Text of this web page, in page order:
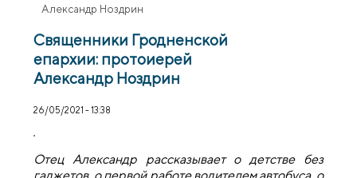
Александр Ноздрин
Священники Гродненской
епархии: протоиерей
Александр Ноздрин
26/05/2021 - 13:38
Отец Александр рассказывает о детстве без